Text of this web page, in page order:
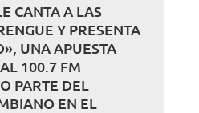
CANTA A LAS
Y PRESENTA
UNA APUESTA
100.7 FM
PARTE DEL
EN EL